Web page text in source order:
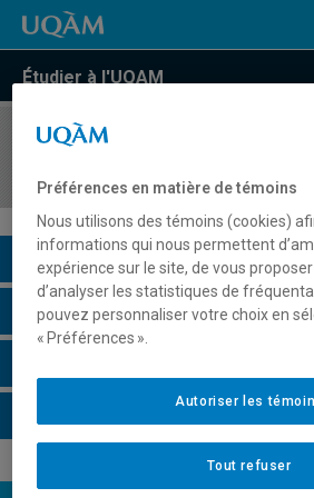
Étudier à l'UQAM
COURS//
Description du cours
Horaire - Été 2026
Préférences en matière de témoins
Nous utilisons des témoins (cookies)
informations qui nous permettent
expérience sur le site, de vous
d’analyser les statistiques de
pouvez personnaliser votre choix en
« Préférences ».
Tout refuser
Autoriser les